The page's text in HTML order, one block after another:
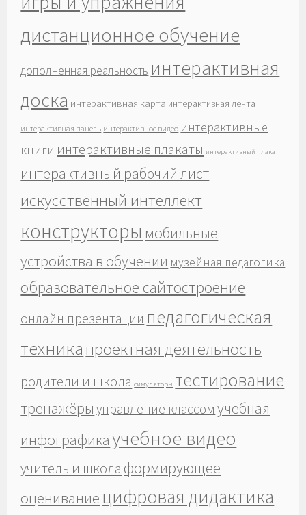
дистанционное обучение
дополненная реальность интерактивная
доска интерактивная карта интерактивная лента
интерактивная панель интерактивное видео интерактивные
книги интерактивные плакаты интерактивный плакат
интерактивный рабочий лист
искусственный интеллект
конструкторы мобильные
устройства в обучении музейная педагогика
образовательное сайтостроение
онлайн презентации педагогическая
техника проектная деятельность
родители и школа симуляторы тестирование
тренажёры управление классом учебная
инфографикаучебное видео
учитель и школа формирующее
оценивание цифровая дидактика